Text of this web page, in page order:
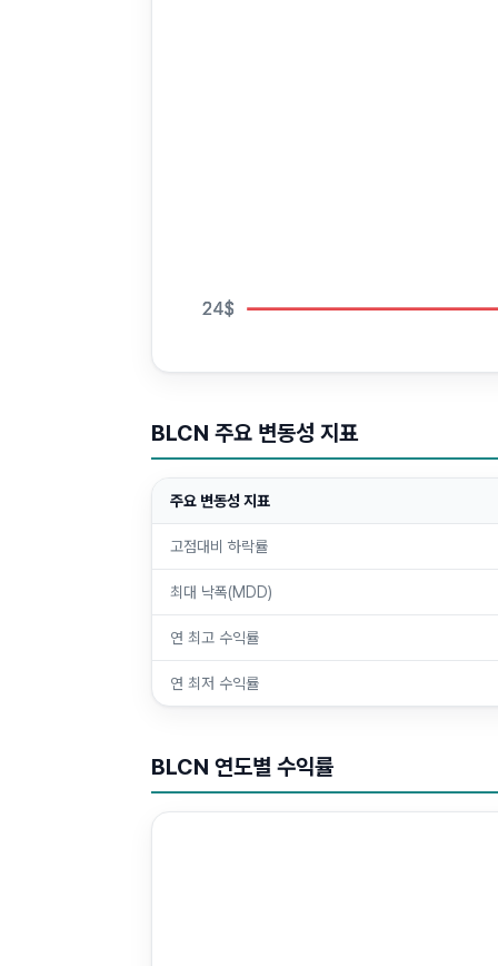
24$
24$
24$
BLCN 주요 변동성 지표
주요 변동성 지표
고점대비 하락률
최대 낙폭(MDD)
연 최고 수익률
연 최저 수익률
BLCN 연도별 수익률